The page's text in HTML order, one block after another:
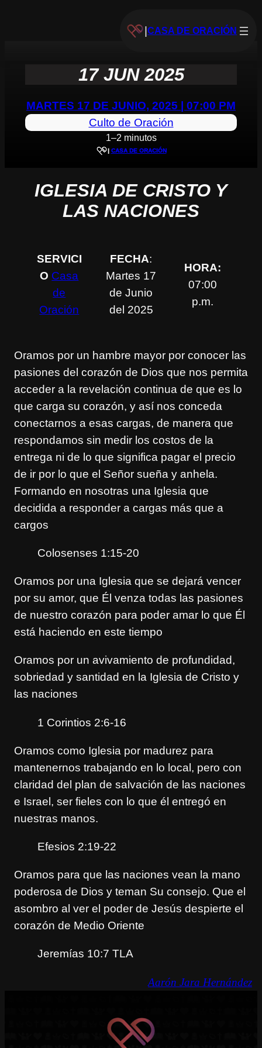
|CASA DE ORACIÓN
17 JUN 2025
MARTES 17 DE JUNIO, 2025 | 07:00 PM
Culto de Oración
1–2 minutos
| CASA DE ORACIÓN
IGLESIA DE CRISTO Y
LAS NACIONES
SERVICI
O Casa
de
Oración
FECHA:
Martes 17
de Junio
del 2025
HORA:
07:00
p.m.
Oramos por un hambre mayor por conocer las
pasiones del corazón de Dios que nos permita
acceder a la revelación continua de que es lo
que carga su corazón, y así nos conceda
conectarnos a esas cargas, de manera que
respondamos sin medir los costos de la
entrega ni de lo que significa pagar el precio
de ir por lo que el Señor sueña y anhela.
Formando en nosotras una Iglesia que
decidida a responder a cargas más que a
cargos
Colosenses 1:15-20
Oramos por una Iglesia que se dejará vencer
por su amor, que Él venza todas las pasiones
de nuestro corazón para poder amar lo que Él
está haciendo en este tiempo
Oramos por un avivamiento de profundidad,
sobriedad y santidad en la Iglesia de Cristo y
las naciones
1 Corintios 2:6-16
Oramos como Iglesia por madurez para
mantenernos trabajando en lo local, pero con
claridad del plan de salvación de las naciones
e Israel, ser fieles con lo que él entregó en
nuestras manos.
Efesios 2:19-22
Oramos para que las naciones vean la mano
poderosa de Dios y teman Su consejo. Que el
asombro al ver el poder de Jesús despierte el
corazón de Medio Oriente
Jeremías 10:7 TLA
Aarón Jara Hernández